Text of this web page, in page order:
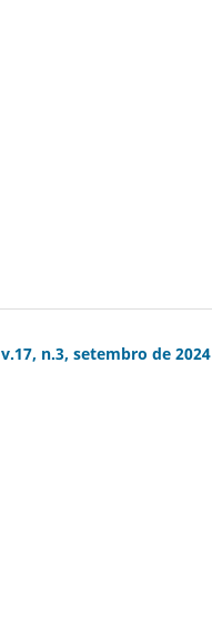
v.17, n.3, setembro de 2024